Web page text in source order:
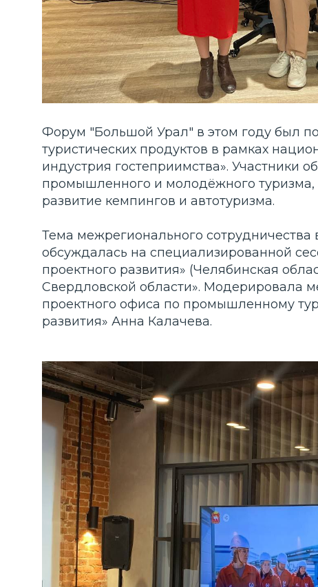
Форум "Большой Урал" в этом году был
туристических продуктов в рамках
индустрия гостеприимства». Участники
промышленного и молодёжного туризма,
развитие кемпингов и автотуризма.
Тема межрегионального
обсуждалась на специализированной
проектного развития» (Челябинская
Свердловской области». Модерировала
проектного офиса по промышленному
развития» Анна Калачева.